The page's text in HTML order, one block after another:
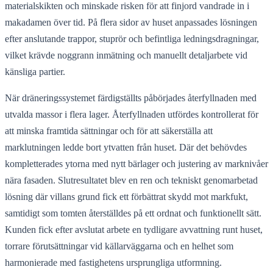
materialskikten och minskade risken för att finjord vandrade in i
makadamen över tid. På flera sidor av huset anpassades lösningen
efter anslutande trappor, stuprör och befintliga ledningsdragningar,
vilket krävde noggrann inmätning och manuellt detaljarbete vid
känsliga partier.
När dräneringssystemet färdigställts påbörjades återfyllnaden med
utvalda massor i flera lager. Återfyllnaden utfördes kontrollerat för
att minska framtida sättningar och för att säkerställa att
marklutningen ledde bort ytvatten från huset. Där det behövdes
kompletterades ytorna med nytt bärlager och justering av marknivåer
nära fasaden. Slutresultatet blev en ren och tekniskt genomarbetad
lösning där villans grund fick ett förbättrat skydd mot markfukt,
samtidigt som tomten återställdes på ett ordnat och funktionellt sätt.
Kunden fick efter avslutat arbete en tydligare avvattning runt huset,
torrare förutsättningar vid källarväggarna och en helhet som
harmonierade med fastighetens ursprungliga utformning.